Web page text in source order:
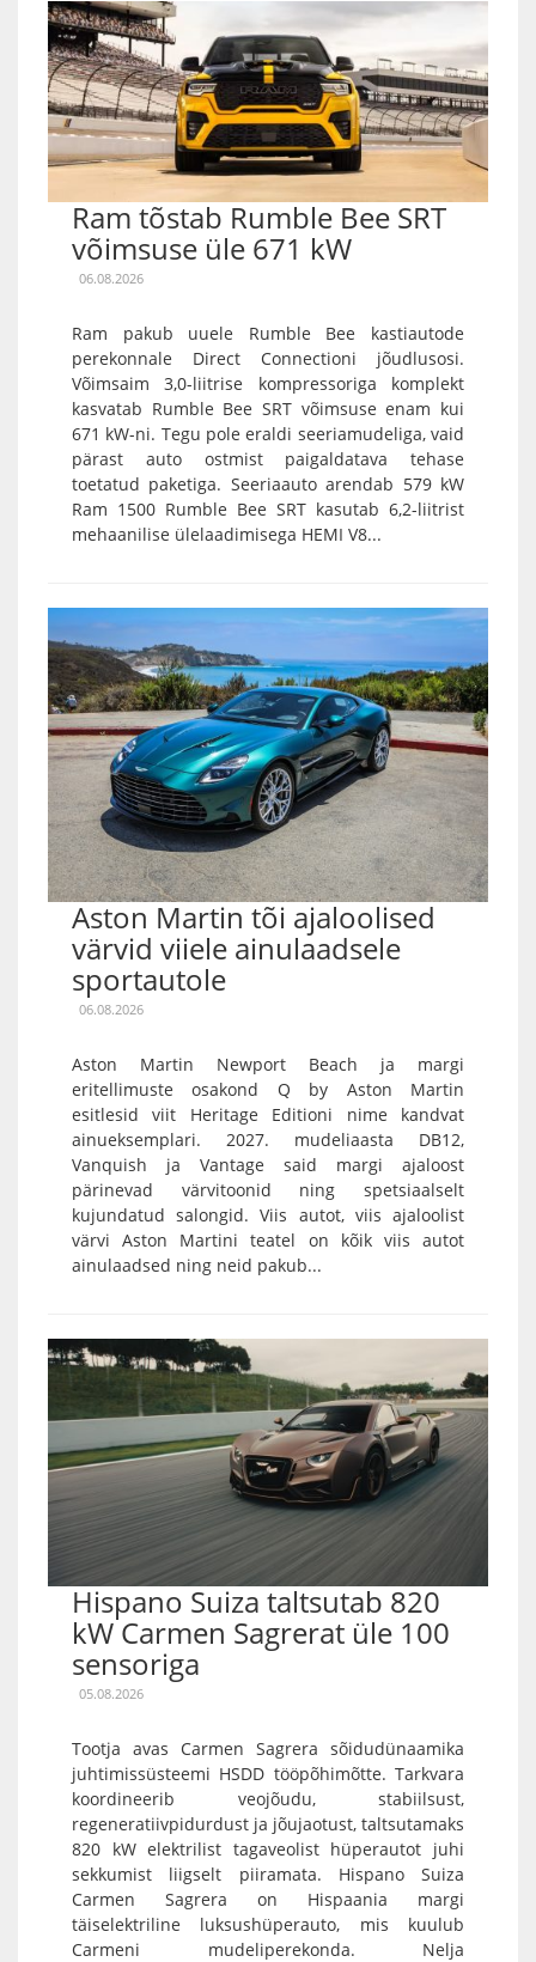
Ram tõstab Rumble Bee SRT
võimsuse üle 671 kW
06.08.2026
Ram pakub uuele Rumble Bee kastiautode
perekonnale Direct Connectioni jõudlusosi.
Võimsaim 3,0-liitrise kompressoriga komplekt
kasvatab Rumble Bee SRT võimsuse enam kui
671 kW-ni. Tegu pole eraldi seeriamudeliga, vaid
pärast auto ostmist paigaldatava tehase
toetatud paketiga. Seeriaauto arendab 579 kW
Ram 1500 Rumble Bee SRT kasutab 6,2-liitrist
mehaanilise ülelaadimisega HEMI V8...
Aston Martin tõi ajaloolised
värvid viiele ainulaadsele
sportautole
06.08.2026
Aston Martin Newport Beach ja margi
eritellimuste osakond Q by Aston Martin
esitlesid viit Heritage Editioni nime kandvat
ainueksemplari. 2027. mudeliaasta DB12,
Vanquish ja Vantage said margi ajaloost
pärinevad värvitoonid ning spetsiaalselt
kujundatud salongid. Viis autot, viis ajaloolist
värvi Aston Martini teatel on kõik viis autot
ainulaadsed ning neid pakub...
Hispano Suiza taltsutab 820
kW Carmen Sagrerat üle 100
sensoriga
05.08.2026
Tootja avas Carmen Sagrera sõidudünaamika
juhtimissüsteemi HSDD tööpõhimõtte. Tarkvara
koordineerib veojõudu, stabiilsust,
regeneratiivpidurdust ja jõujaotust, taltsutamaks
820 kW elektrilist tagaveolist hüperautot juhi
sekkumist liigselt piiramata. Hispano Suiza
Carmen Sagrera on Hispaania margi
täiselektriline luksushüperauto, mis kuulub
Carmeni mudeliperekonda. Nelja